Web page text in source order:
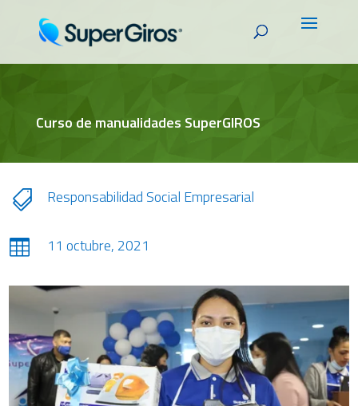
Curso de manualidades SuperGIROS
 Responsabilidad Social Empresarial
 11 octubre, 2021